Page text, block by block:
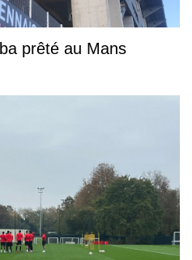
prêté au Mans